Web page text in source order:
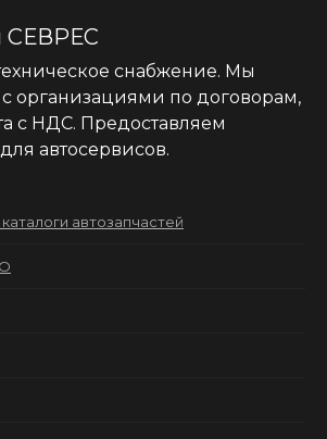
СЕВРЕС
снабжение. Мы
организациями по договорам,
с НДС. Предоставляем
автосервисов.
автозапчастей